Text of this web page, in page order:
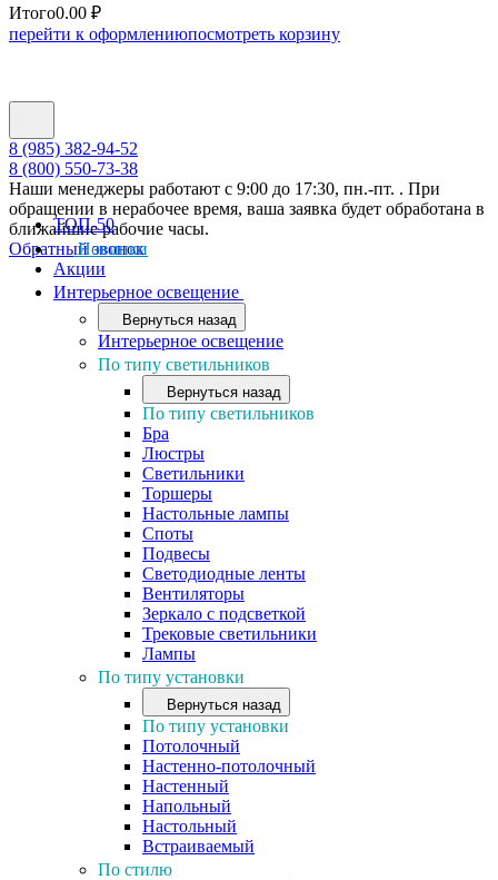
Итого0.00 ₽
перейти к оформлениюпосмотреть корзину
8 (985) 382-94-52
8 (800) 550-73-38
Наши менеджеры работают с 9:00 до 17:30, пн.-пт. . При
обращении в нерабочее время, ваша заявка будет обработана в
ближайшие рабочие часы.
Обратный звонок
ТОП-50
Новинки
Акции
Интерьерное освещение
Вернуться назад
Интерьерное освещение
По типу светильников
Вернуться назад
По типу светильников
Бра
Люстры
Светильники
Торшеры
Настольные лампы
Споты
Подвесы
Светодиодные ленты
Вентиляторы
Зеркало с подсветкой
Трековые светильники
Лампы
По типу установки
Вернуться назад
По типу установки
Потолочный
Настенно-потолочный
Настенный
Напольный
Настольный
Встраиваемый
По стилю